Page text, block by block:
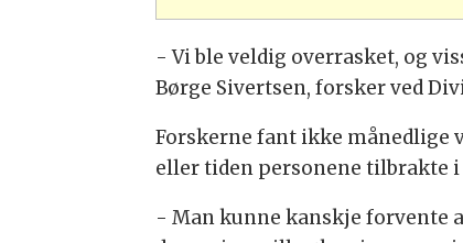
- Vi ble veldig overrasket, og
Børge Sivertsen, forsker ved
Forskerne fant ikke månedlige
eller tiden personene tilbrakte i
- Man kunne kanskje forvente